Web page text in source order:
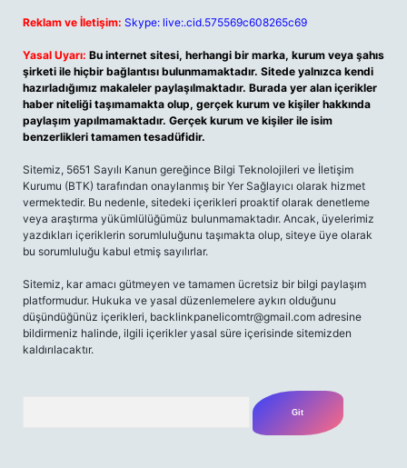
Reklam ve İletişim: Skype: live:.cid.575569c608265c69
Yasal Uyarı: Bu internet sitesi, herhangi bir marka, kurum veya şahıs
şirketi ile hiçbir bağlantısı bulunmamaktadır. Sitede yalnızca kendi
hazırladığımız makaleler paylaşılmaktadır. Burada yer alan içerikler
haber niteliği taşımamakta olup, gerçek kurum ve kişiler hakkında
paylaşım yapılmamaktadır. Gerçek kurum ve kişiler ile isim
benzerlikleri tamamen tesadüfidir.
Sitemiz, 5651 Sayılı Kanun gereğince Bilgi Teknolojileri ve İletişim
Kurumu (BTK) tarafından onaylanmış bir Yer Sağlayıcı olarak hizmet
vermektedir. Bu nedenle, sitedeki içerikleri proaktif olarak denetleme
veya araştırma yükümlülüğümüz bulunmamaktadır. Ancak, üyelerimiz
yazdıkları içeriklerin sorumluluğunu taşımakta olup, siteye üye olarak
bu sorumluluğu kabul etmiş sayılırlar.
Sitemiz, kar amacı gütmeyen ve tamamen ücretsiz bir bilgi paylaşım
platformudur. Hukuka ve yasal düzenlemelere aykırı olduğunu
düşündüğünüz içerikleri, backlinkpanelicomtr@gmail.com adresine
bildirmeniz halinde, ilgili içerikler yasal süre içerisinde sitemizden
kaldırılacaktır.